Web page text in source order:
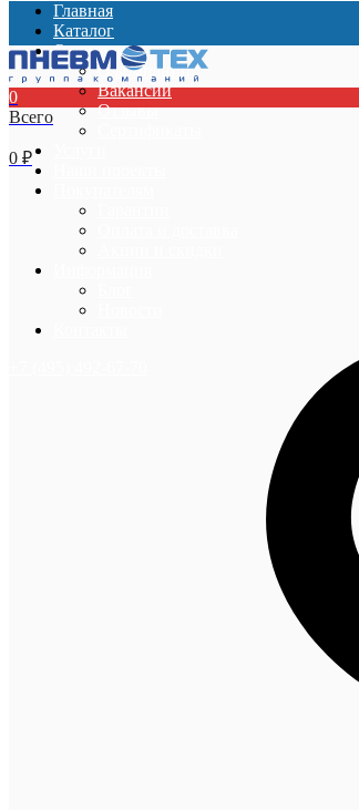
Главная
Каталог
О компании
О компании
Вакансии
Отзывы
0
Всего
0 ₽